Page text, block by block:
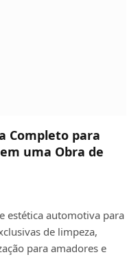
Completo para
uma Obra de
estética automotiva para
de limpeza,
para amadores e